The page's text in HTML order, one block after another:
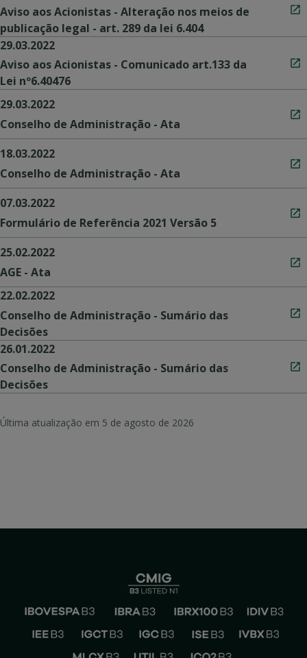
Aviso aos Acionistas - Alteração nos meios de
publicação legal - art. 289 da lei 6.404
29.03.2022
Aviso aos Acionistas - Comunicado art.133 da
Lei nº6.40476
29.03.2022
Conselho de Administração - Ata
18.03.2022
Conselho de Administração - Ata
07.03.2022
Formulário de Referência 2021 Versão 5
25.02.2022
AGE - Ata
22.02.2022
Conselho de Administração - Sumário das
Decisões
26.01.2022
Conselho de Administração - Sumário das
Decisões
Última atualização em 5 de agosto de 2026